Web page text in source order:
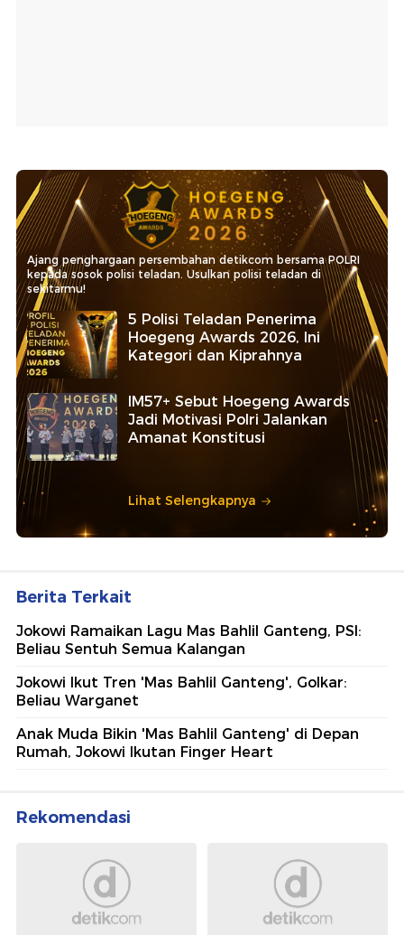
Ajang penghargaan persembahan detikcom bersama POLRI
kepada sosok polisi teladan. Usulkan polisi teladan di
sekitarmu!
5 Polisi Teladan Penerima
Hoegeng Awards 2026, Ini
Kategori dan Kiprahnya
IM57+ Sebut Hoegeng Awards
Jadi Motivasi Polri Jalankan
Amanat Konstitusi
Lihat Selengkapnya
Berita Terkait
Jokowi Ramaikan Lagu Mas Bahlil Ganteng, PSI:
Beliau Sentuh Semua Kalangan
Jokowi Ikut Tren 'Mas Bahlil Ganteng', Golkar:
Beliau Warganet
Anak Muda Bikin 'Mas Bahlil Ganteng' di Depan
Rumah, Jokowi Ikutan Finger Heart
Rekomendasi